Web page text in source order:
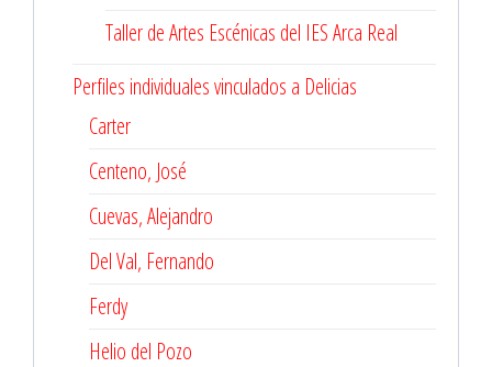
Taller de Artes Escénicas del IES Arca Real
Perfiles individuales vinculados a Delicias
Carter
Centeno, José
Cuevas, Alejandro
Del Val, Fernando
Ferdy
Helio del Pozo